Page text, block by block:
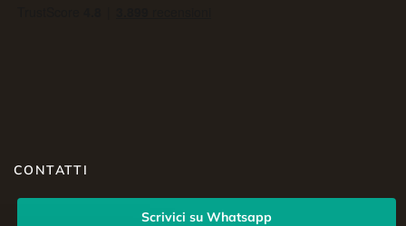
CONTATTI
Scrivici su Whatsapp